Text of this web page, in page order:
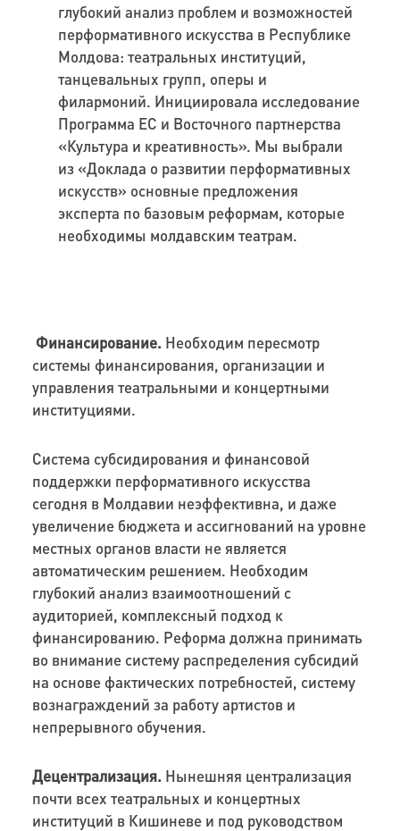
глубокий анализ проблем и возможностей
перформативного искусства в Республике
Молдова: театральных институций,
танцевальных групп, оперы и
филармоний. Инициировала исследование
Программа ЕС и Восточного партнерства
«Культура и креативность». Мы выбрали
из «Доклада о развитии перформативных
искусств» основные предложения
эксперта по базовым реформам, которые
необходимы молдавским театрам.
Финансирование. Необходим пересмотр
системы финансирования, организации и
управления театральными и концертными
институциями.
Система субсидирования и финансовой
поддержки перформативного искусства
сегодня в Молдавии неэффективна, и даже
увеличение бюджета и ассигнований на уровне
местных органов власти не является
автоматическим решением. Необходим
глубокий анализ взаимоотношений с
аудиторией, комплексный подход к
финансированию. Реформа должна принимать
во внимание систему распределения субсидий
на основе фактических потребностей, систему
вознаграждений за работу артистов и
непрерывного обучения.
Децентрализация. Нынешняя централизация
почти всех театральных и концертных
институций в Кишиневе и под руководством